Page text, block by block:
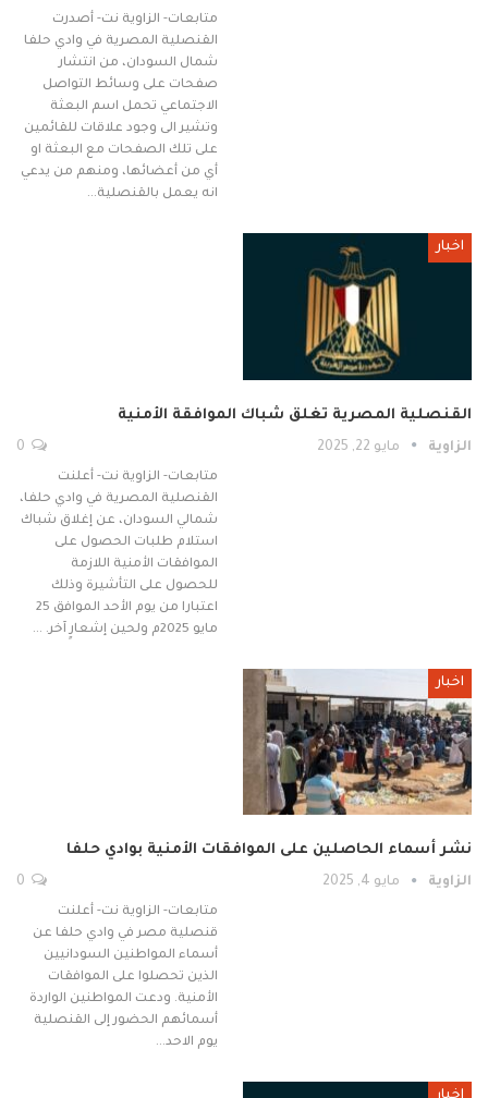
متابعات- الزاوية نت- أصدرت
القنصلية المصرية في وادي حلفا
شمال السودان، من انتشار
صفحات على وسائط التواصل
الاجتماعي تحمل اسم البعثة
وتشير الى وجود علاقات للقائمين
على تلك الصفحات مع البعثة او
أي من أعضائها، ومنهم من يدعي
انه يعمل بالقنصلية…
اخبار
القنصلية المصرية تغلق شباك الموافقة الأمنية
الزاوية مايو 22, 2025
متابعات- الزاوية نت- أعلنت
القنصلية المصرية في وادي حلفا،
شمالي السودان، عن إغلاق شباك
استلام طلبات الحصول على
الموافقات الأمنية اللازمة
للحصول على التأشيرة وذلك
اعتبارا من يوم الأحد الموافق 25
مايو 2025م ولحين إشعارٍ آخر. …
اخبار
نشر أسماء الحاصلين على الموافقات الأمنية بوادي حلفا
الزاوية مايو 4, 2025
متابعات- الزاوية نت- أعلنت
قنصلية مصر في وادي حلفا عن
أسماء المواطنين السودانيين
الذين تحصلوا على الموافقات
الأمنية. ودعت المواطنين الواردة
أسمائهم الحضور إلى القنصلية
يوم الاحد…